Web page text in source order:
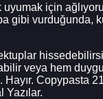
uyumak için
gibi
veya hem
Copypasta
Yazılar.